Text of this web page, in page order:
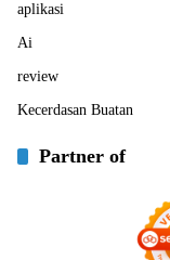
aplikasi
Ai
review
Kecerdasan Buatan
Partner of